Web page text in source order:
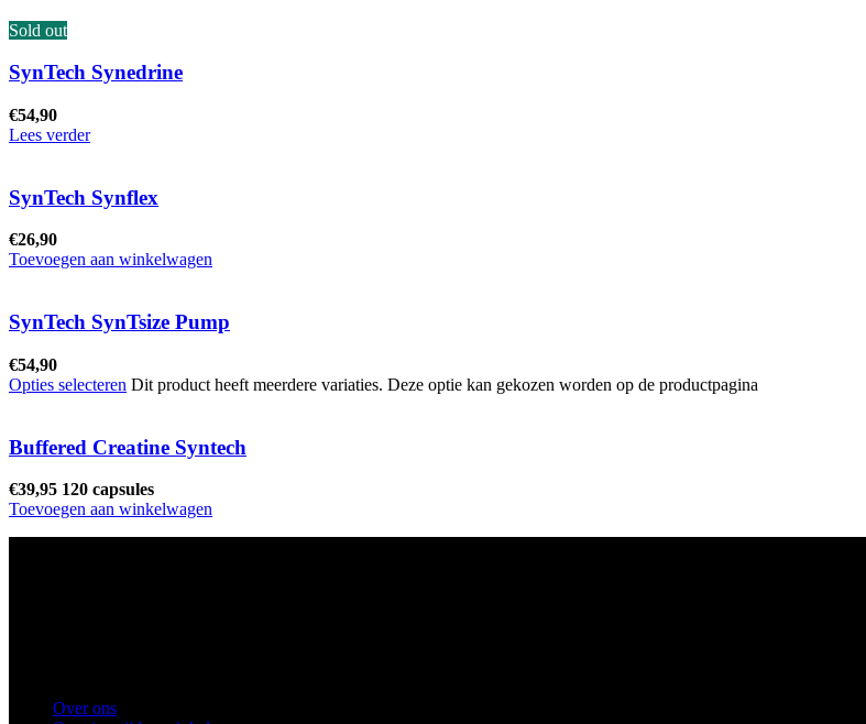
Sold out
SynTech Synedrine
€54,90
Lees verder
SynTech Synflex
€26,90
Toevoegen aan winkelwagen
SynTech SynTsize Pump
€54,90
Opties selecteren Dit product heeft meerdere variaties. Deze optie kan gekozen worden op de productpagina
Buffered Creatine Syntech
€39,95 120 capsules
Toevoegen aan winkelwagen
Over ons